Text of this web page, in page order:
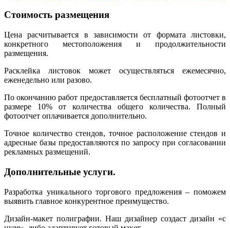
Стоимость размещения
Цена расчитывается в зависимости от формата листовки,
конкретного местоположения и продолжительности
размещения.
Расклейка листовок может осуществляться ежемесячно,
еженедельно или разово.
По окончанию работ предоставляется бесплатный фотоотчет в
размере 10% от количества общего количества. Полный
фотоотчет оплачивается дополнительно.
Точное количество стендов, точное расположение стендов и
адресные базы предоставляются по запросу при согласовании
рекламных размещений.
Дополнительные услуги.
Разработка уникального торгового предложения – поможем
выявить главное конкурентное преимущество.
Дизайн-макет полиграфии. Наш дизайнер создаст дизайн «с